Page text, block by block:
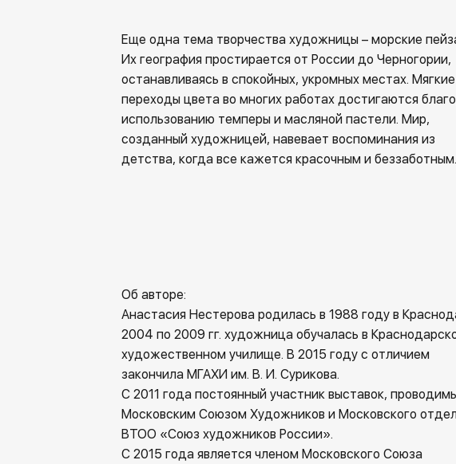
Еще одна тема творчества художницы – морские
Их география простирается от России до Черногории,
останавливаясь в спокойных, укромных местах. Мягкие
переходы цвета во многих работах достигаются
использованию темперы и масляной пастели. Мир,
созданный художницей, навевает воспоминания из
детства, когда все кажется красочным и беззаботным.
Об авторе:
Анастасия Нестерова родилась в 1988 году в
2004 по 2009 гг. художница обучалась в
художественном училище. В 2015 году с отличием
закончила МГАХИ им. В. И. Сурикова.
С 2011 года постоянный участник выставок,
Московским Союзом Художников и Московского
ВТОО «Союз художников России».
С 2015 года является членом Московского Союза